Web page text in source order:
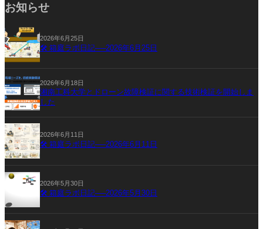
お知らせ
2026年6月25日
🛠 箱庭ラボ日記──2026年6月25日
2026年6月18日
湘南工科大学とドローン故障検証に関する技術検証を開始しま
した
2026年6月11日
🛠 箱庭ラボ日記──2026年6月11日
2026年5月30日
🛠 箱庭ラボ日記──2026年5月30日